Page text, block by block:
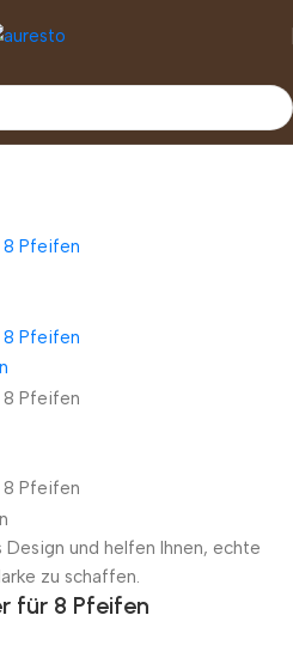
und helfen Ihnen, echte
zu schaffen.
für 8 Pfeifen